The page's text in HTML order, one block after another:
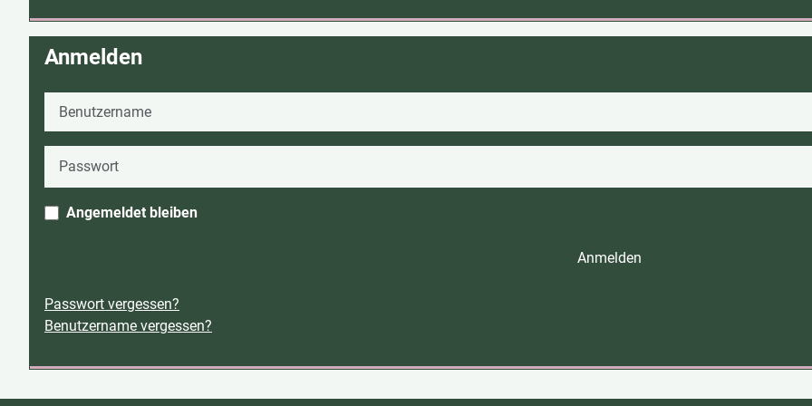
Anmelden
Benutzername
Angemeldet bleiben
Anmelden
Passwort vergessen?
Benutzername vergessen?